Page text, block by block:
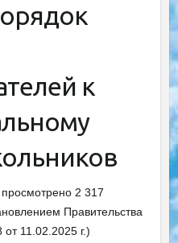
к
2 317
Правительства
11.02.2025 г.)